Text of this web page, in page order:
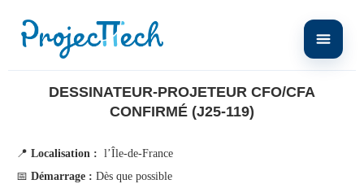
DESSINATEUR-PROJETEUR CFO/CFA
CONFIRMÉ (J25-119)
📍 Localisation : l’Île-de-France
📅 Démarrage : Dès que possible